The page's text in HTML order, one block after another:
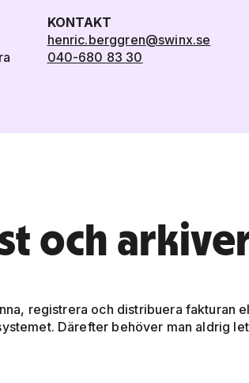
KONTAKT
henric.berggren@swinx.se
040-680 83 30
och
registrera och distribuera fakturan
Därefter behöver man aldrig